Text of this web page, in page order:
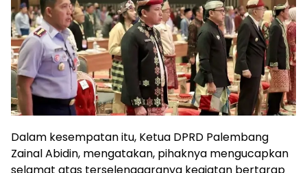
Dalam kesempatan itu, Ketua DPRD Palembang
Zainal Abidin, mengatakan, pihaknya mengucapkan
selamat atas terselenggaranya kegiatan bertarap